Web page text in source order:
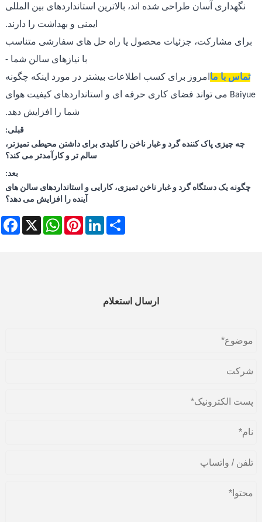
نگهداری آسان طراحی شده اند، بالاترین استانداردهای بین المللی
ایمنی و بهداشت را دارند.
برای مشارکت، جزئیات محصول یا راه حل های سفارشی متناسب
با نیازهای سالن شما -
تماس با ما امروز برای کسب اطلاعات بیشتر در مورد اینکه چگونه
Baiyue می تواند فضای کاری حرفه ای و استانداردهای کیفیت هوای
شما را افزایش دهد.
قبلی:
چه چیزی پاک کننده گرد و غبار ناخن را کلیدی برای داشتن محیطی تمیزتر،
سالم تر و کارآمدتر می کند؟
بعد:
چگونه یک دستگاه گرد و غبار ناخن تمیزی، کارایی و استانداردهای سالن های
آینده را افزایش می دهد؟
X
WhatsAppPinterestLinkedIn Share
ارسال استعلام